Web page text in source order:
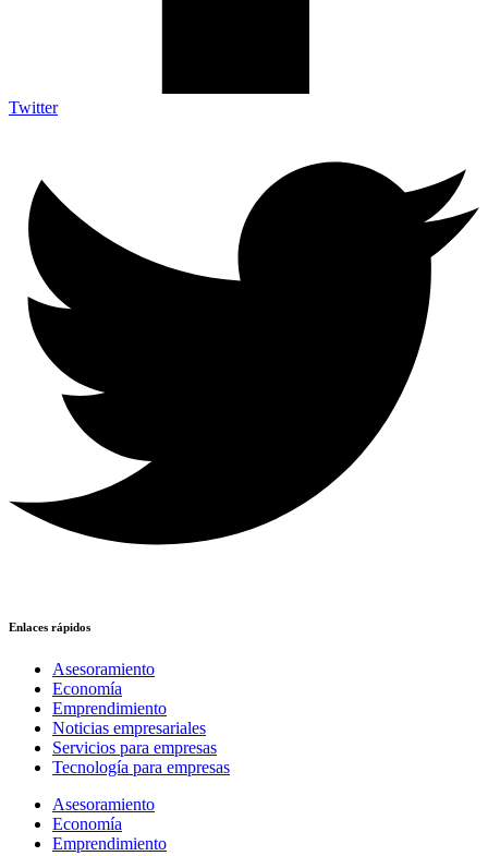
Twitter
Enlaces rápidos
Asesoramiento
Economía
Emprendimiento
Noticias empresariales
Servicios para empresas
Tecnología para empresas
Asesoramiento
Economía
Emprendimiento